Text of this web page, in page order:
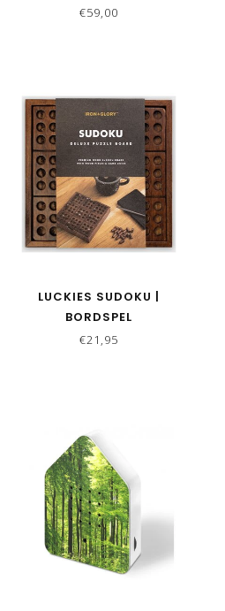
ZWITSCHERBOX
€59,00
LUCKIES SUDOKU |
BORDSPEL
€21,95